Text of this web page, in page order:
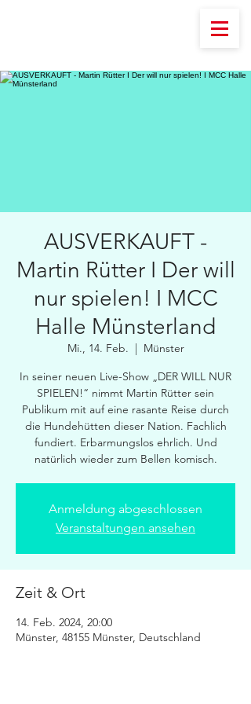
AUSVERKAUFT -
Martin Rütter I Der will
nur spielen! I MCC
Halle Münsterland
Mi., 14. Feb.
  |
Münster
In seiner neuen Live-Show „DER WILL NUR
SPIELEN!“ nimmt Martin Rütter sein
Publikum mit auf eine rasante Reise durch
die Hundehütten dieser Nation. Fachlich
fundiert. Erbarmungslos ehrlich. Und
natürlich wieder zum Bellen komisch.
Anmeldung abgeschlossen
Veranstaltungen ansehen
Zeit & Ort
14. Feb. 2024, 20:00
Münster, 48155 Münster, Deutschland